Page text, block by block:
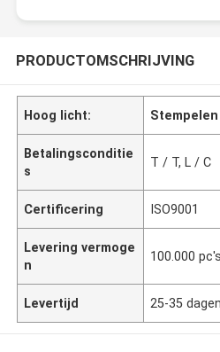
PRODUCTOMSCHRIJVING
Hoog licht:
Betalingsconditie
s
T / T, L / C
Certificering ISO9001
Levering vermoge
n
100.000
Levertijd 25-35